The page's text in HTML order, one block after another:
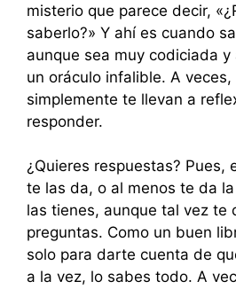
misterio que parece decir,
saberlo?» Y ahí es cuando
aunque sea muy codiciada
un oráculo infalible. A
simplemente te llevan a
responder.
¿Quieres respuestas? Pues,
te las da, o al menos te da
las tienes, aunque tal vez te
preguntas. Como un buen
solo para darte cuenta de
a la vez, lo sabes todo. A